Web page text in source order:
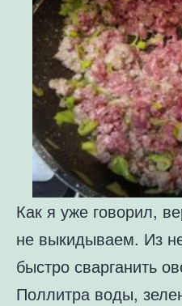
Как я уже говорил,
не выкидываем. Из
быстро сварганить
Поллитра воды,